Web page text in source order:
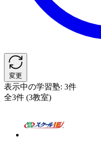
変更
表示中の学習塾: 3件
全3件 (3教室)